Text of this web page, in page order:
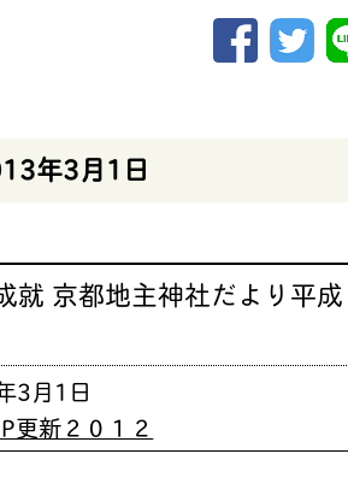
年3月1日
就 京都地主神社だより平
3月1日
更新２０１２